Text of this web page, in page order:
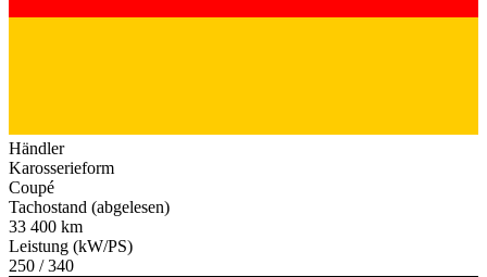
Händler
Karosserieform
Coupé
Tachostand (abgelesen)
33 400 km
Leistung (kW/PS)
250 / 340